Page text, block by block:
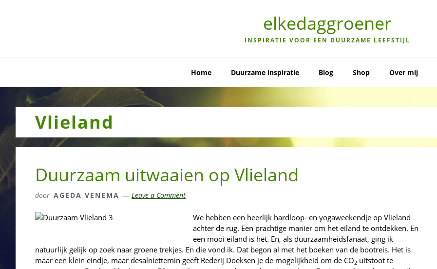
elkedaggroener
INSPIRATIE VOOR EEN DUURZAME LEEFSTIJL
Home Duurzame inspiratie Blog Shop Over mij
Vlieland
Duurzaam uitwaaien op Vlieland
door AGEDA VENEMA Leave a Comment
We hebben een heerlijk hardloop- en yogaweekendje op Vlieland
achter de rug. Een prachtige manier om het eiland te ontdekken. En
een mooi eiland is het. En, als duurzaamheidsfanaat, ging ik
natuurlijk gelijk op zoek naar groene trekjes. En die vond ik. Dat begon al met het boeken van de bootreis. Het is
maar een klein eindje, maar desalniettemin geeft Rederij Doeksen je de mogelijkheid om de CO2 uitstoot te